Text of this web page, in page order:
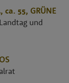
, ca. 55, GRÜNE
und